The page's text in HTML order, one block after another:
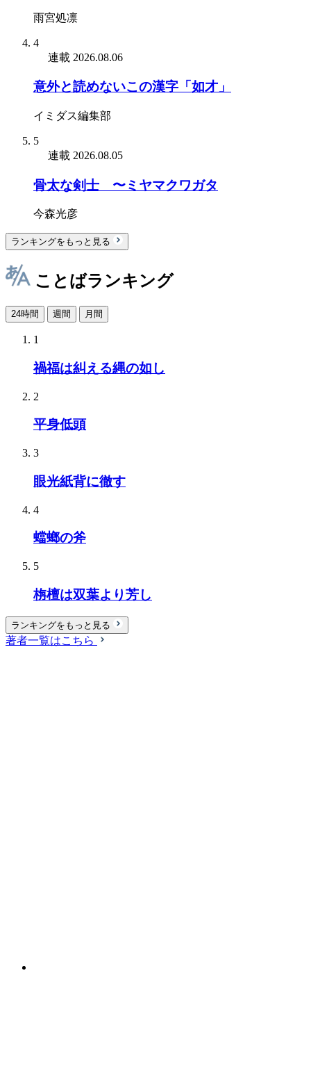
雨宮処凛
4
連載 2026.08.06
意外と読めないこの漢字「如才」
イミダス編集部
5
連載 2026.08.05
骨太な剣士 〜ミヤマクワガタ
今森光彦
ランキングをもっと見る
ことばランキング
24時間 週間 月間
1
禍福は糾える縄の如し
2
平身低頭
3
眼光紙背に徹す
4
蟷螂の斧
5
栴檀は双葉より芳し
ランキングをもっと見る
著者一覧はこちら